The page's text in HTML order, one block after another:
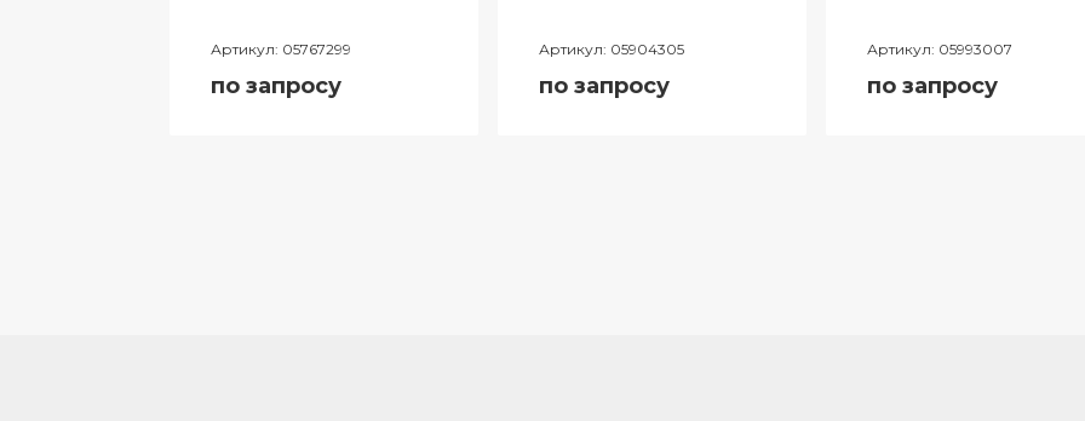
Артикул: 05767299
по запросу
Артикул: 05904305
по запросу
Артикул: 05993007
по запросу